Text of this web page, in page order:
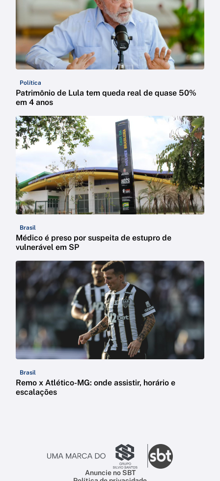
Política
Patrimônio de Lula tem queda real de quase 50%
em 4 anos
Brasil
Médico é preso por suspeita de estupro de
vulnerável em SP
Brasil
Remo x Atlético-MG: onde assistir, horário e
escalações
Anuncie no SBT